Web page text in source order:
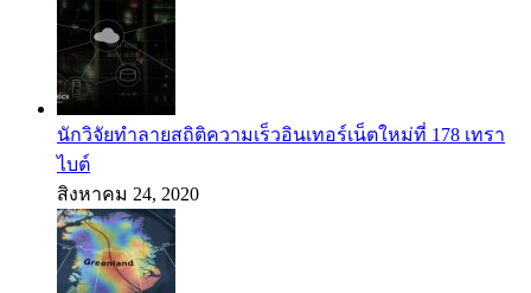
นักวิจัยทำลายสถิติความเร็วอินเทอร์เน็ตใหม่ที่ 178 เทรา
ไบต์
สิงหาคม 24, 2020